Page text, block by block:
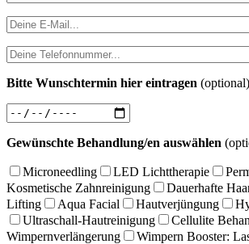
Bitte Wunschtermin hier eintragen
Gewünschte Behandlung/en auswählen
Microneedling LED Lichttherapie
Kosmetische Zahnreinigung
Dauerhafte
Lifting
Aqua Facial Hautverjüngung
Ultraschall-Hautreinigung
Cellulite
Wimpernverlängerung
Wimpern Booster: